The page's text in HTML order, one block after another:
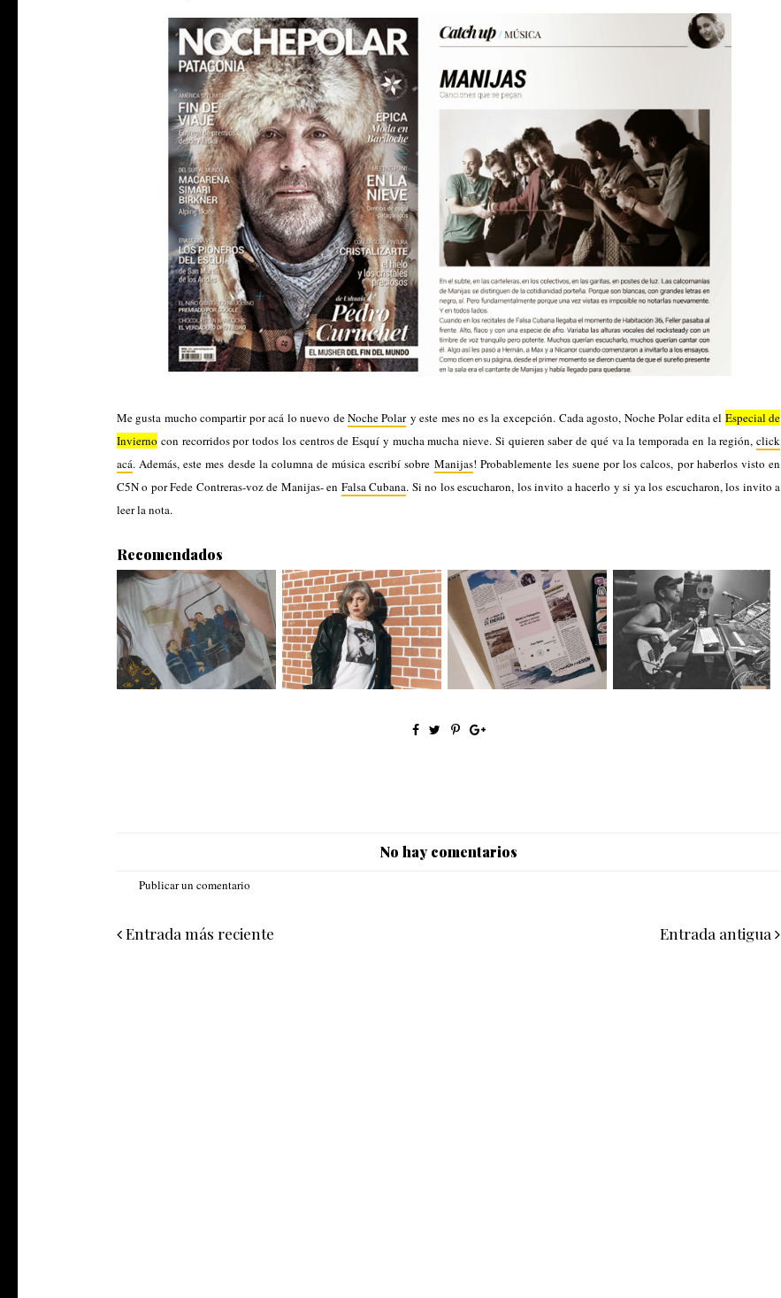
Me gusta mucho compartir por acá lo nuevo deNoche Polary este mes no es la excepción. Cada agosto, Noche Polar edita el Especial de
Invierno con recorridos por todos los centros de Esquí y mucha mucha nieve. Si quieren saber de qué va la temporada en la región, click
acá. Además, este mes desde la columna de música escribí sobre Manijas! Probablemente les suene por los calcos, por haberlos visto en
C5N o por Fede Contreras-voz de Manijas- en Falsa Cubana. Si no los escucharon, los invito a hacerlo y si ya los escucharon, los invito a
leer la nota.
Recomendados
Unas vacaciones raras
#Playlist AY NOT DEAD by
Mariana En...
Made in Patagonia, bandas y
solista...
Juanjo Velásquez, del solar
No hay comentarios
Publicar un comentario
Entrada más reciente Entrada antigua